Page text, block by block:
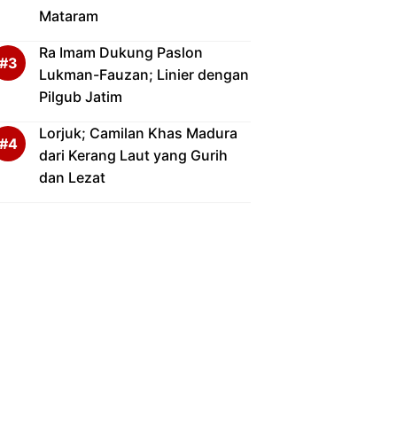
Mataram
Ra Imam Dukung Paslon
Lukman-Fauzan; Linier dengan
Pilgub Jatim
Lorjuk; Camilan Khas Madura
dari Kerang Laut yang Gurih
dan Lezat